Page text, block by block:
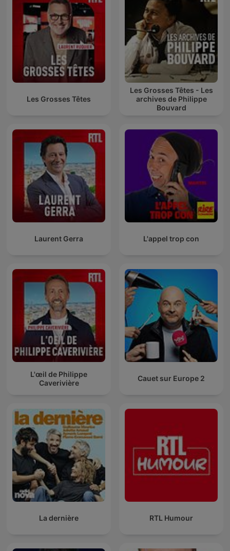
Les Grosses Têtes
Les Grosses Têtes - Les
archives de Philippe
Bouvard
Laurent Gerra L'appel trop con
L'œil de Philippe
Caverivière
Cauet sur Europe 2
La dernière RTL Humour